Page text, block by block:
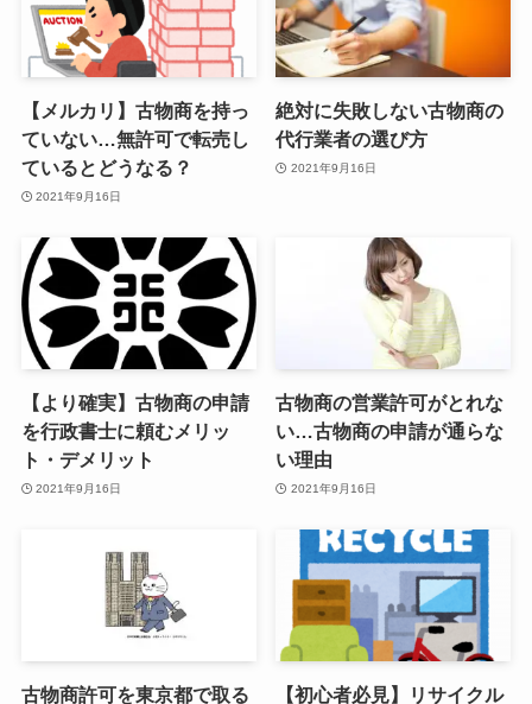
【メルカリ】古物商を持っ
ていない…無許可で転売し
ているとどうなる？
2021年9月16日
絶対に失敗しない古物商の
代行業者の選び方
2021年9月16日
【より確実】古物商の申請
を行政書士に頼むメリッ
ト・デメリット
2021年9月16日
古物商の営業許可がとれな
い…古物商の申請が通らな
い理由
2021年9月16日
古物商許可を東京都で取る
【初心者必見】リサイクル